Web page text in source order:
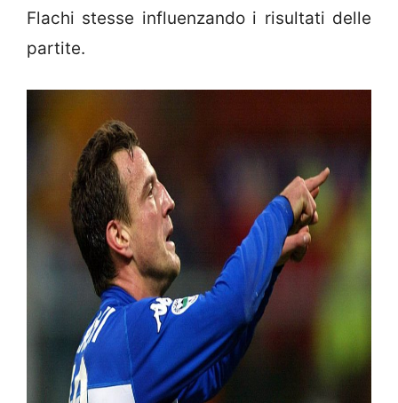
Flachi stesse influenzando i risultati delle
partite.